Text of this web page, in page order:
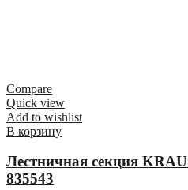
Compare
Quick view
Add to wishlist
В корзину
Лестничная секция
835543